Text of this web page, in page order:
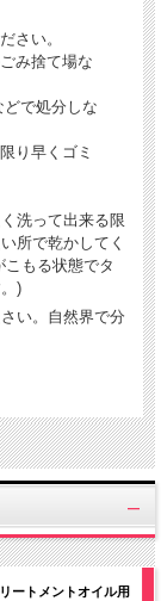
さい。
み捨て場な
で処分しな
り早くゴミ
洗って出来る限
所で乾かしてく
もる状態でタ
)
い。自然界で分
ートメントオイル用